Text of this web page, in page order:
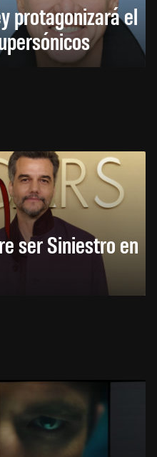
protagonizará el
ser Siniestro en